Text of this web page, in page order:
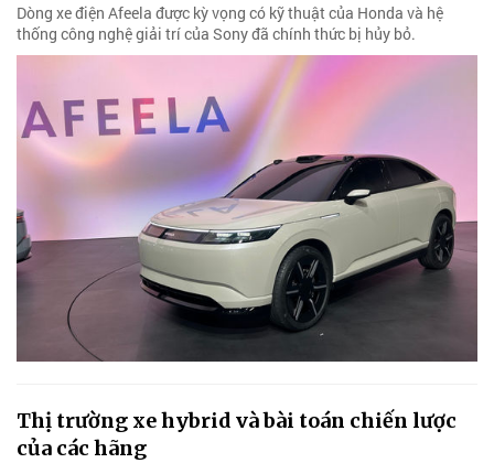
Dòng xe điện Afeela được kỳ vọng có kỹ thuật của Honda và hệ
thống công nghệ giải trí của Sony đã chính thức bị hủy bỏ.
Thị trường xe hybrid và bài toán chiến lược
của các hãng